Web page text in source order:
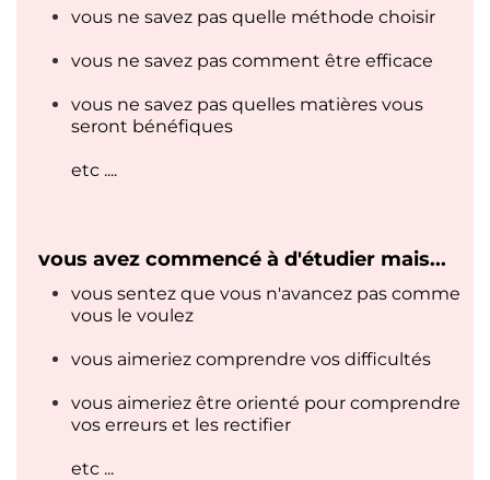
vous ne savez pas quelle méthode choisir
vous ne savez pas comment être efficace
vous ne savez pas quelles matières vous
seront bénéfiques
etc ....
vous avez commencé à d'étudier mais...
vous sentez que vous n'avancez pas comme
vous le voulez
vous aimeriez comprendre vos difficultés
vous aimeriez être orienté pour comprendre
vos erreurs et les rectifier
etc ...